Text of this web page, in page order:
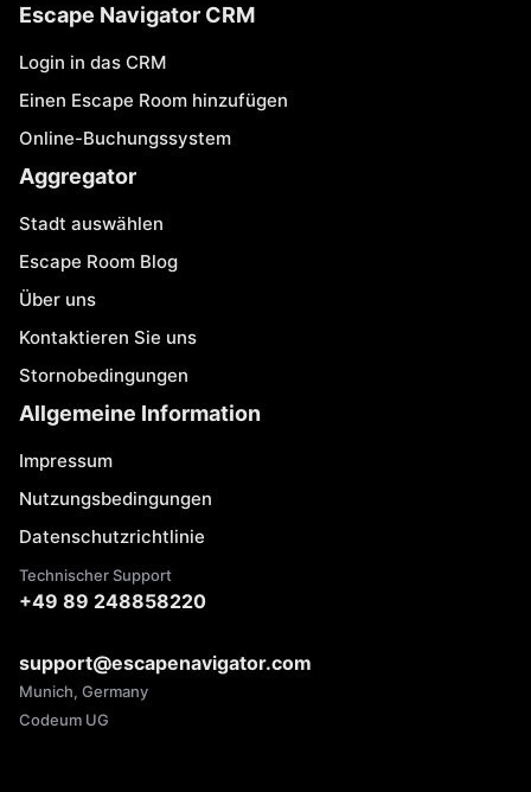
Escape Navigator CRM
Login in das CRM
Einen Escape Room hinzufügen
Online-Buchungssystem
Aggregator
Stadt auswählen
Escape Room Blog
Über uns
Kontaktieren Sie uns
Stornobedingungen
Allgemeine Information
Impressum
Nutzungsbedingungen
Datenschutzrichtlinie
Technischer Support
+49 89 248858220
support@escapenavigator.com
Munich, Germany
Codeum UG